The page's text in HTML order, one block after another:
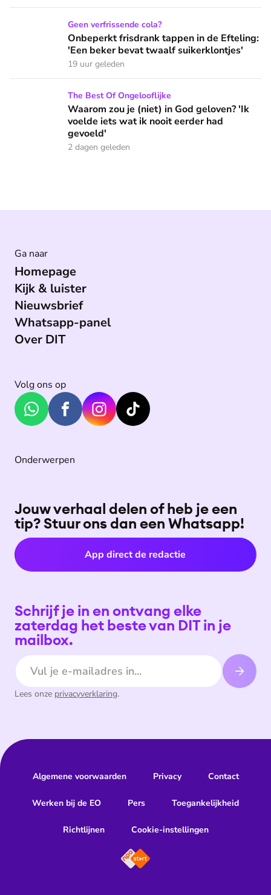
Onbeperkt frisdrank tappen in de Efteling: 'Een beker
Geen verfrissende cola?
Onbeperkt frisdrank tappen in de Efteling:
'Een beker bevat twaalf suikerklontjes'
19 uur geleden
Waarom zou je (niet) in God geloven? 'Ik voelde iets wat
The Best Of Ongelooflijke
Waarom zou je (niet) in God geloven? 'Ik
voelde iets wat ik nooit eerder had
gevoeld'
2 dagen geleden
Ga naar
Homepage
Kijk & luister
Nieuwsbrief
Whatsapp-panel
Over DIT
Volg ons op
Onderwerpen
Jouw verhaal delen of heb je een
tip? Stuur ons dan een Whatsapp!
App direct de redactie
Schrijf je in en ontvang elke
zaterdag het beste van DIT in je
mailbox.
E-mailadres
Lees onze privacyverklaring.
Algemene voorwaarden Privacy Contact
Werken bij de EO Pers Toegankelijkheid
Richtlijnen Cookie-instellingen